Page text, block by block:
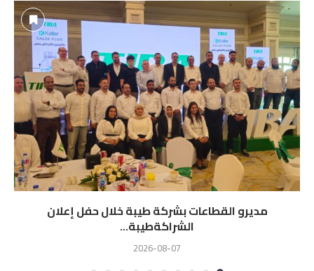
مديرو القطاعات بشركة طيبة خلال حفل إعلان
الشراكةطيبة...
2026-08-07